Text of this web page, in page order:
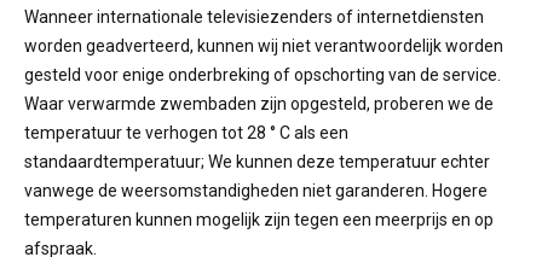
Wanneer internationale televisiezenders of internetdiensten
worden geadverteerd, kunnen wij niet verantwoordelijk worden
gesteld voor enige onderbreking of opschorting van de service.
Waar verwarmde zwembaden zijn opgesteld, proberen we de
temperatuur te verhogen tot 28 ° C als een
standaardtemperatuur; We kunnen deze temperatuur echter
vanwege de weersomstandigheden niet garanderen. Hogere
temperaturen kunnen mogelijk zijn tegen een meerprijs en op
afspraak.